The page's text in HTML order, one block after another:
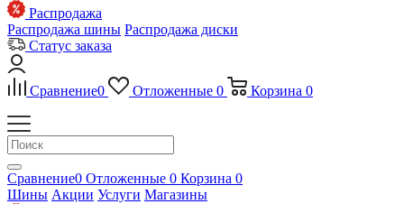
Распродажа
Распродажа шины Распродажа диски
Статус заказа
Сравнение0 Отложенные 0 Корзина 0
Сравнение0 Отложенные 0 Корзина 0
Шины Акции Услуги Магазины